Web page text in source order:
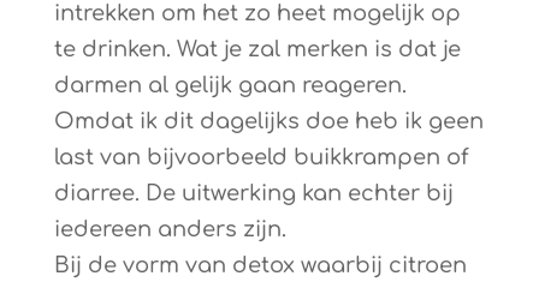
intrekken om het zo heet mogelijk op
te drinken. Wat je zal merken is dat je
darmen al gelijk gaan reageren.
Omdat ik dit dagelijks doe heb ik geen
last van bijvoorbeeld buikkrampen of
diarree. De uitwerking kan echter bij
iedereen anders zijn.
Bij de vorm van detox waarbij citroen